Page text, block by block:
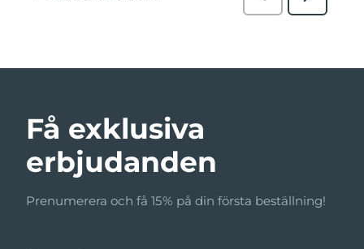
Få exklusiva
erbjudanden
Prenumerera och få 15% på din första beställning!